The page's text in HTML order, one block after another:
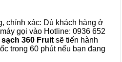
chính xác: Dù khách hàng ở
gọi vào Hotline: 0936 652
360 Fruit sẽ tiến hành
trong 60 phút nếu bạn đang